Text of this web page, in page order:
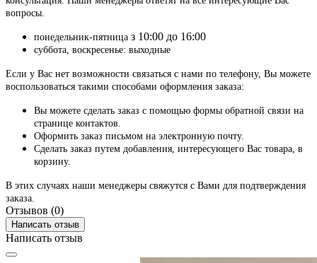
вопросы.
понедельник-пятница з 10:00 до 16:00
суббота, воскресенье: выходные
Если у Вас нет возможности связаться с нами по телефону, Вы можете
воспользоваться такими способами оформления заказа:
Вы можете сделать заказ с помощью формы обратной связи на
странице контактов.
Оформить заказ письмом на электронную почту.
Сделать заказ путем добавления, интересующего Вас товара, в
корзину.
В этих случаях наши менеджеры свяжутся с Вами для подтверждения
заказа.
Отзывов (0)
Написать отзыв
Написать отзыв